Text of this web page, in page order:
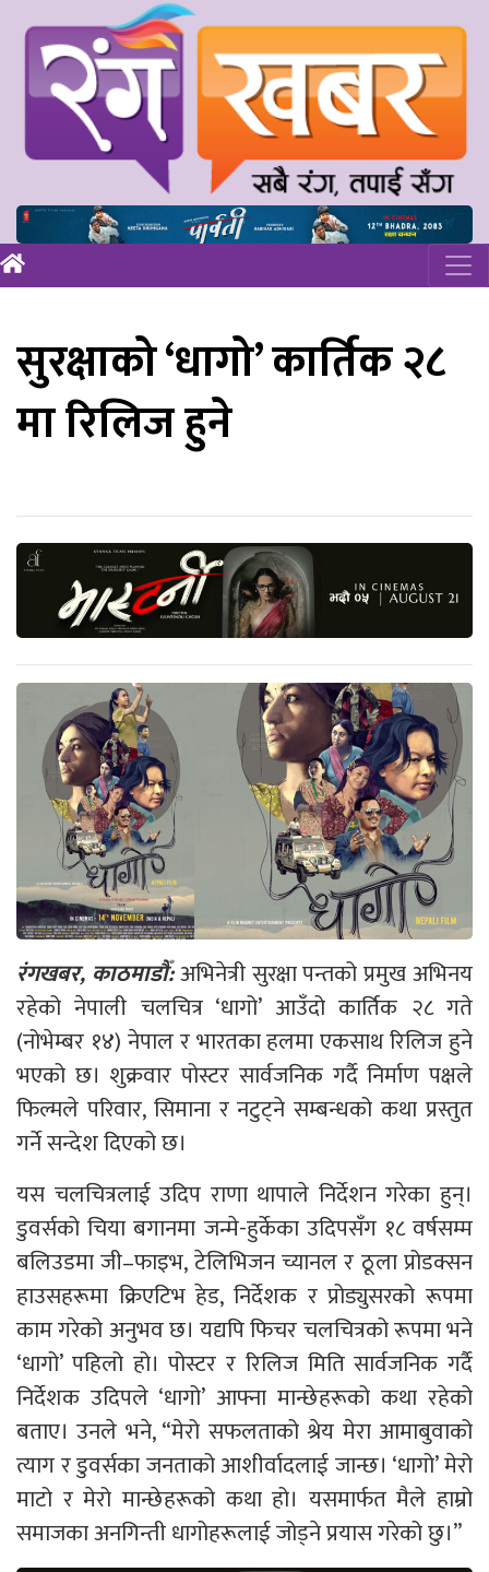
सुरक्षाको ‘धागो’ कार्तिक २८
मा रिलिज हुने
रंगखबर, काठमाडौँ:अभिनेत्री सुरक्षा पन्तको प्रमुख अभिनय
रहेको नेपाली चलचित्र ‘धागो’ आउँदो कार्तिक २८ गते
(नोभेम्बर १४) नेपाल र भारतका हलमा एकसाथ रिलिज हुने
भएको छ। शुक्रवार पोस्टर सार्वजनिक गर्दै निर्माण पक्षले
फिल्मले परिवार, सिमाना र नटुट्ने सम्बन्धको कथा प्रस्तुत
गर्ने सन्देश दिएको छ।
यस चलचित्रलाई उदिप राणा थापाले निर्देशन गरेका हुन्।
डुवर्सको चिया बगानमा जन्मे-हुर्केका उदिपसँग १८ वर्षसम्म
बलिउडमा जी–फाइभ, टेलिभिजन च्यानल र ठूला प्रोडक्सन
हाउसहरूमा क्रिएटिभ हेड, निर्देशक र प्रोड्युसरको रूपमा
काम गरेको अनुभव छ। यद्यपि फिचर चलचित्रको रूपमा भने
‘धागो’ पहिलो हो। पोस्टर र रिलिज मिति सार्वजनिक गर्दै
निर्देशक उदिपले ‘धागो’ आफ्ना मान्छेहरूको कथा रहेको
बताए। उनले भने, “मेरो सफलताको श्रेय मेरा आमाबुवाको
त्याग र डुवर्सका जनताको आशीर्वादलाई जान्छ। ‘धागो’ मेरो
माटो र मेरो मान्छेहरूको कथा हो। यसमार्फत मैले हाम्रो
समाजका अनगिन्ती धागोहरूलाई जोड्ने प्रयास गरेको छु।”